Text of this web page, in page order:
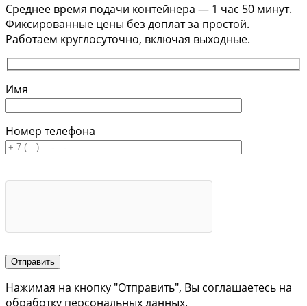
Среднее время подачи контейнера — 1 час 50 минут.
Фиксированные цены без доплат за простой.
Работаем круглосуточно, включая выходные.
Имя
Номер телефона
Отправить
Нажимая на кнопку "Отправить", Вы соглашаетесь на
обработку персональных данных.